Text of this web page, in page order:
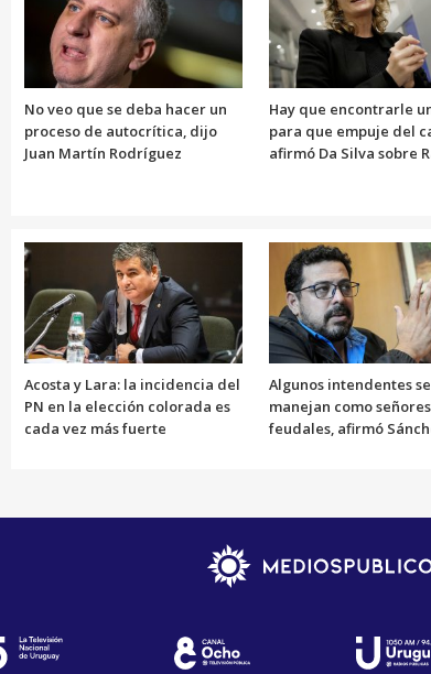
No veo que se deba hacer un
proceso de autocrítica, dijo
Juan Martín Rodríguez
Hay que encontrarle
para que empuje del
afirmó Da Silva sobre
Acosta y Lara: la incidencia del
PN en la elección colorada es
cada vez más fuerte
Algunos intendentes se
manejan como señores
feudales, afirmó